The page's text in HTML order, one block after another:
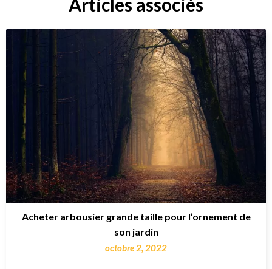
Articles associés
Acheter arbousier grande taille pour l’ornement de
son jardin
octobre 2, 2022